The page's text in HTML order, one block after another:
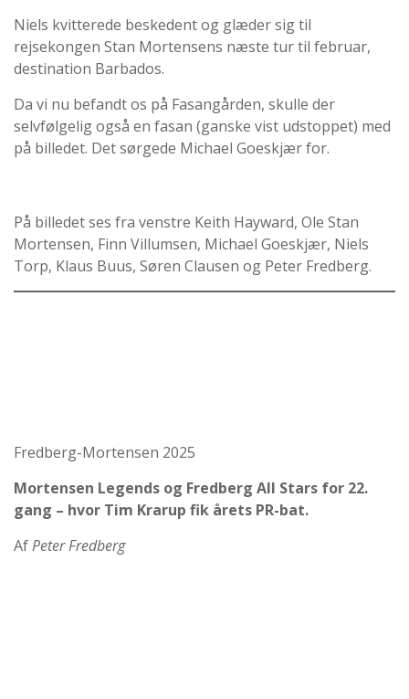
Niels kvitterede beskedent og glæder sig til
rejsekongen Stan Mortensens næste tur til februar,
destination Barbados.
Da vi nu befandt os på Fasangården, skulle der
selvfølgelig også en fasan (ganske vist udstoppet) med
på billedet. Det sørgede Michael Goeskjær for.
På billedet ses fra venstre Keith Hayward, Ole Stan
Mortensen, Finn Villumsen, Michael Goeskjær, Niels
Torp, Klaus Buus, Søren Clausen og Peter Fredberg.
Fredberg-Mortensen 2025
Mortensen Legends og Fredberg All Stars for 22.
gang – hvor Tim Krarup fik årets PR-bat.
AfPeter Fredberg